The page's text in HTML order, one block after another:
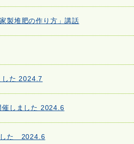
製堆肥の作り方」講話
した 2024.7
催しました 2024.6
した 2024.6